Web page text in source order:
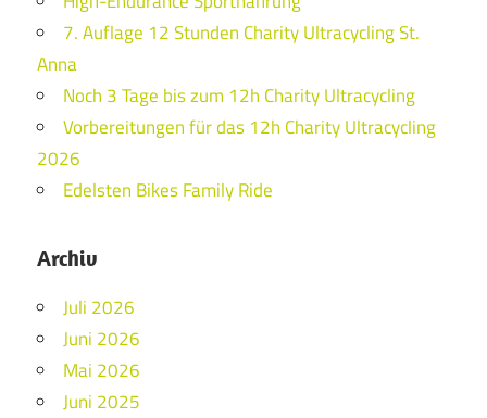
7. Auflage 12 Stunden Charity Ultracycling St.
Anna
Noch 3 Tage bis zum 12h Charity Ultracycling
Vorbereitungen für das 12h Charity Ultracycling
2026
Edelsten Bikes Family Ride
Archiv
Juli 2026
Juni 2026
Mai 2026
Juni 2025